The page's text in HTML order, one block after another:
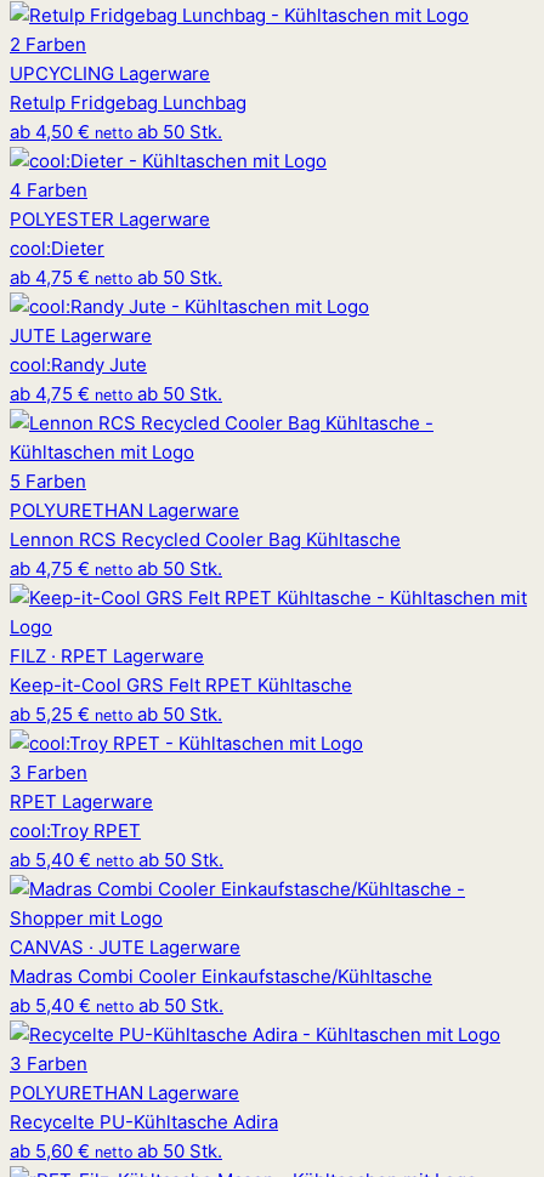
2 Farben
UPCYCLING Lagerware
Retulp Fridgebag Lunchbag
ab 4,50 € netto ab 50 Stk.
4 Farben
POLYESTER Lagerware
cool:Dieter
ab 4,75 € netto ab 50 Stk.
JUTE Lagerware
cool:Randy Jute
ab 4,75 € netto ab 50 Stk.
5 Farben
POLYURETHAN Lagerware
Lennon RCS Recycled Cooler Bag Kühltasche
ab 4,75 € netto ab 50 Stk.
FILZ · RPET Lagerware
Keep-it-Cool GRS Felt RPET Kühltasche
ab 5,25 € netto ab 50 Stk.
3 Farben
RPET Lagerware
cool:Troy RPET
ab 5,40 € netto ab 50 Stk.
CANVAS · JUTE Lagerware
Madras Combi Cooler Einkaufstasche/Kühltasche
ab 5,40 € netto ab 50 Stk.
3 Farben
POLYURETHAN Lagerware
Recycelte PU-Kühltasche Adira
ab 5,60 € netto ab 50 Stk.